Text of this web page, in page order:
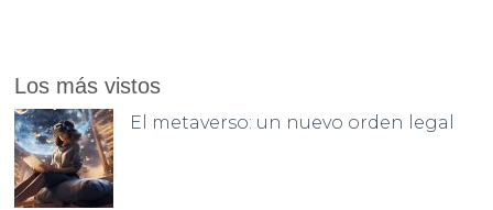
Los más vistos
El metaverso: un nuevo orden legal